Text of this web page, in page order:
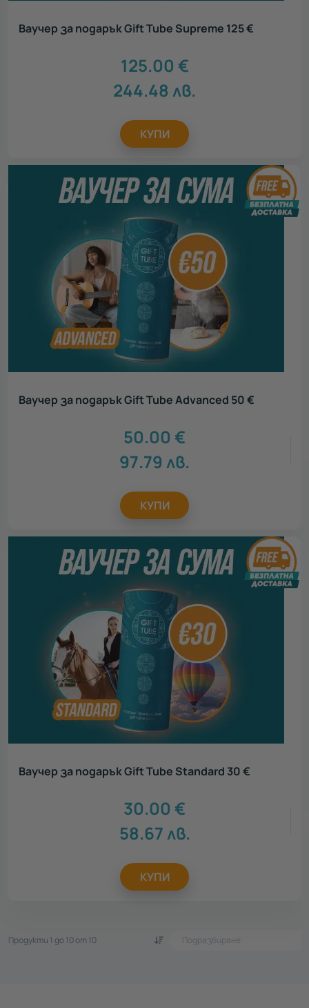
Ваучер за подарък Gift Tube Supreme 125 €
125.00 €
244.48 лв.
КУПИ
Ваучер за подарък Gift Tube Advanced 50 €
50.00 €
97.79 лв.
КУПИ
Ваучер за подарък Gift Tube Standard 30 €
30.00 €
58.67лв.
КУПИ
Продукти 1 до 10 от 10